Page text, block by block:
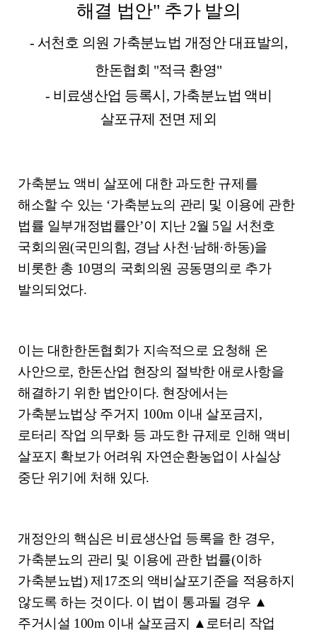
파
일
제
해결 법안" 추가 발의
- 서천호 의원 가축분뇨법 개정안 대표발의 ,
한돈협회 "적극 환영"
- 비료생산업 등록시 , 가축분뇨법 액비
살포규제 전면 제외
가축분뇨 액비 살포에 대한 과도한 규제를
해소할 수 있는 ‘가축분뇨의 관리 및 이용에 관한
법률 일부개정법률안’이 지난 2월 5일 서천호
국회의원(국민의힘, 경남 사천 ·남해 ·하동)을
비롯한 총 10명의 국회의원 공동명의로 추가
발의되었다.
이는 대한한돈협회가 지속적으로 요청해 온
사안으로, 한돈산업 현장의 절박한 애로사항을
해결하기 위한 법안이다. 현장에서는
가축분뇨법상 주거지 100m 이내 살포금지 ,
로터리 작업 의무화 등 과도한 규제로 인해 액비
살포지 확보가 어려워 자연순환농업이 사실상
중단 위기에 처해 있다.
개정안의 핵심은 비료생산업 등록을 한 경우,
가축분뇨의 관리 및 이용에 관한 법률(이하
가축분뇨법)제 17조의 액비살포기준을 적용하지
않도록 하는 것이다. 이 법이 통과될 경우 ▲
주거시설 100m 이내 살포금지 ▲로터리 작업